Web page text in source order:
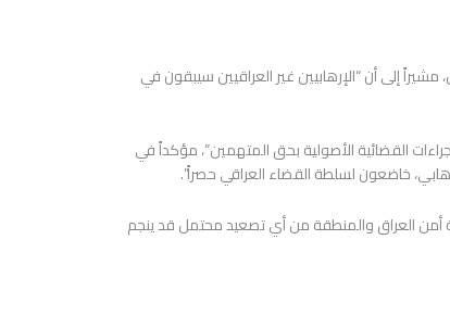
إلى أن “الإرهابيين غير العراقيين سيبقون في
القضائية الأصولية بحق المتهمين”، مؤكداً في
خاضعون لسلطة القضاء العراقي حصراً”.
أمن العراق والمنطقة من أي تصعيد محتمل قد ينجم